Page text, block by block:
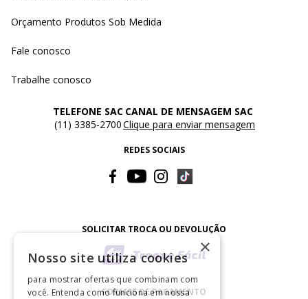
Orçamento Produtos Sob Medida
Fale conosco
Trabalhe conosco
TELEFONE SAC
(11) 3385-2700
CANAL DE MENSAGEM SAC
Clique para enviar mensagem
REDES SOCIAIS
SOLICITAR TROCA OU DEVOLUÇÃO
FORMAS DE PAGAMENTO
×
Nosso site utiliza cookies
para mostrar ofertas que combinam com
você. Entenda como funciona em nossa